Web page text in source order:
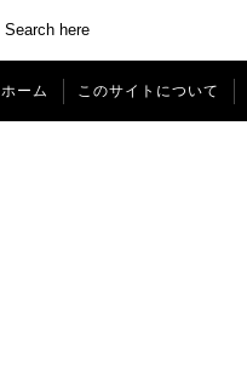
ホーム このサイトについて